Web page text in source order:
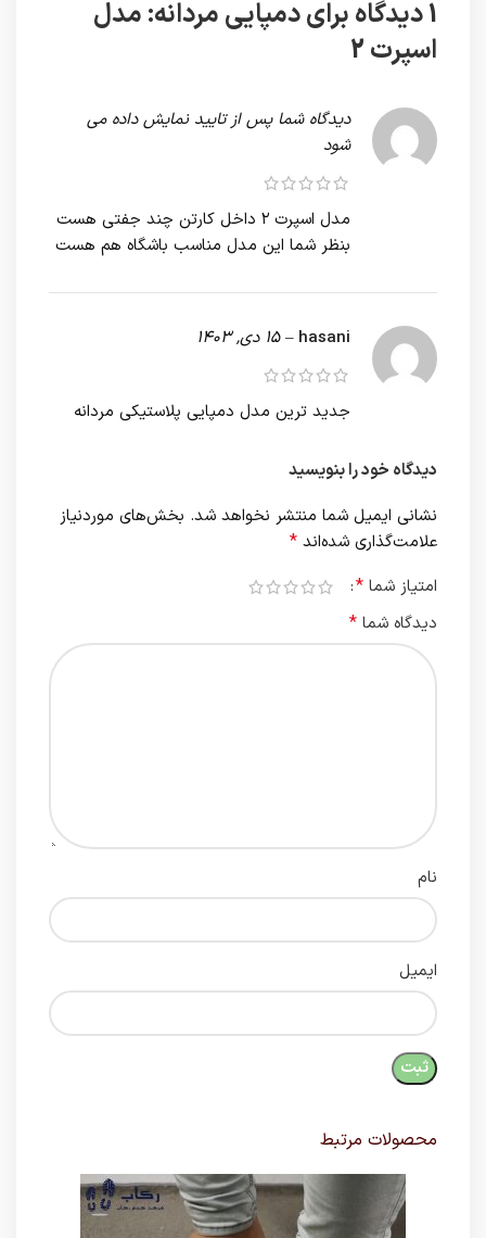
1 دیدگاه برای
دمپایی مردانه: مدل
اسپرت 2
دیدگاه شما پس از تایید نمایش داده می
شود
مدل اسپرت ۲ داخل کارتن چند جفتی هست
بنظر شما این مدل مناسب باشگاه هم هست
hasani
– 15 دی, 1403
جدید ترین مدل دمپایی پلاستیکی مردانه
دیدگاه خود را بنویسید
نشانی ایمیل شما منتشر نخواهد شد. بخش‌های موردنیاز
علامت‌گذاری شده‌اند *
امتیاز شما *
دیدگاه شما *
نام
ایمیل
محصولات مرتبط